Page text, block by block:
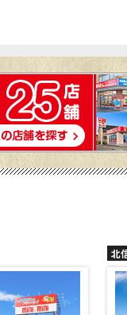
北